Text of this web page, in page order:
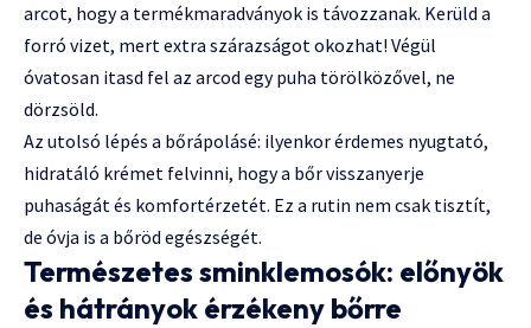
arcot, hogy a termékmaradványok is távozzanak. Kerüld a
forró vizet, mert extra szárazságot okozhat! Végül
óvatosan itasd fel az arcod egy puha törölközővel, ne
dörzsöld.
Az utolsó lépés a bőrápolásé: ilyenkor érdemes nyugtató,
hidratáló krémet felvinni, hogy a bőr visszanyerje
puhaságát és komfortérzetét. Ez a rutin nem csak tisztít,
de óvja is a bőröd egészségét.
Természetes sminklemosók: előnyök
és hátrányok érzékeny bőrre